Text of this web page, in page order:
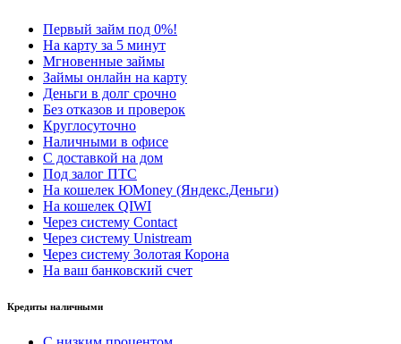
Первый займ под 0%!
На карту за 5 минут
Мгновенные займы
Займы онлайн на карту
Деньги в долг срочно
Без отказов и проверок
Круглосуточно
Наличными в офисе
С доставкой на дом
Под залог ПТС
На кошелек ЮMoney (Яндекс.Деньги)
На кошелек QIWI
Через систему Contact
Через систему Unistream
Через систему Золотая Корона
На ваш банковский счет
Кредиты наличными